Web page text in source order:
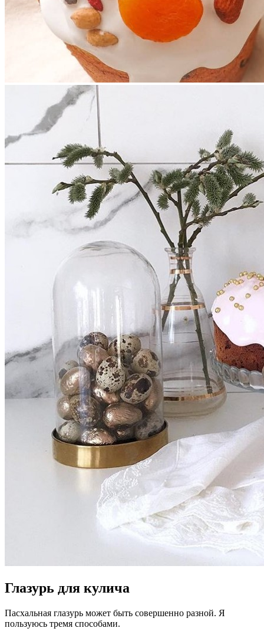
Глазурь для кулича
Пасхальная глазурь может быть совершенно разной. Я
пользуюсь тремя способами.